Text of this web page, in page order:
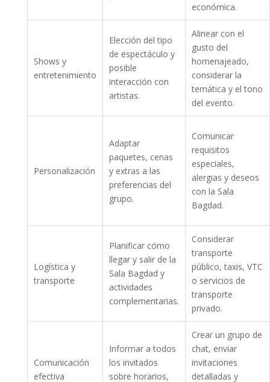
económica.
Shows y
entretenimiento
Elección del tipo
de espectáculo y
posible
interacción con
artistas.
Alinear con el
gusto del
homenajeado,
considerar la
temática y el tono
del evento.
Personalización
Adaptar
paquetes, cenas
y extras a las
preferencias del
grupo.
Comunicar
requisitos
especiales,
alergias y deseos
con la Sala
Bagdad.
Logística y
transporte
Planificar cómo
llegar y salir de la
Sala Bagdad y
actividades
complementarias.
Considerar
transporte
público, taxis, VTC
o servicios de
transporte
privado.
Comunicación
efectiva
Informar a todos
los invitados
sobre horarios,
Crear un grupo de
chat, enviar
invitaciones
detalladas y